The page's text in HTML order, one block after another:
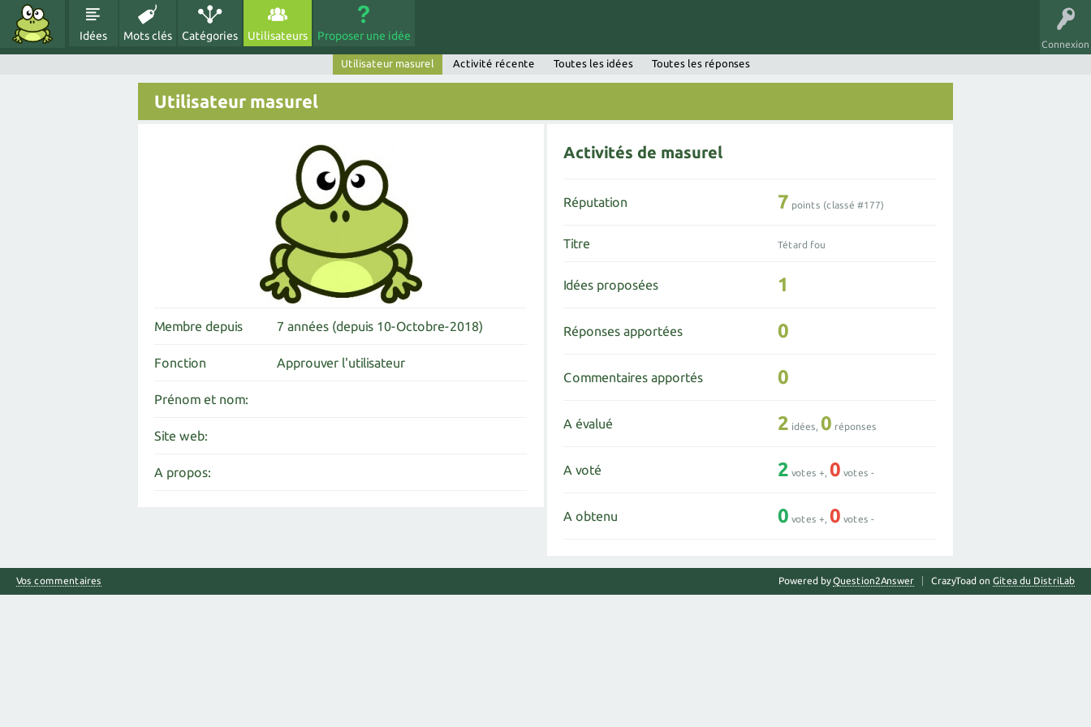
Connexion
Idées Mots clés Catégories Utilisateurs Proposer une idée
Utilisateur masurel Activité récente Toutes les idées Toutes les réponses
Utilisateur masurel
Membre depuis 7 années (depuis 10-Octobre-2018)
Fonction Approuver l'utilisateur
Prénom et nom:
Site web:
A propos:
Activités de masurel
Réputation 7 points (classé #177)
Titre Tétard fou
Idées proposées 1
Réponses apportées 0
Commentaires apportés 0
A évalué 2 idées,0 réponses
A voté 2 votes +,0 votes -
A obtenu 0 votes +,0 votes -
Vos commentaires CrazyToad on Gitea du DistriLab
Powered byQuestion2Answer